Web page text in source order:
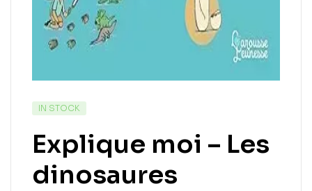
IN STOCK
Explique moi – Les
dinosaures